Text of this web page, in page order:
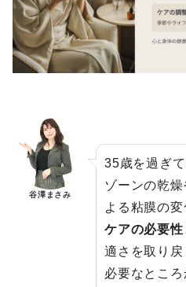
谷澤まさみ
35歳を過ぎ
ゾーンの乾
よる粘膜の変
ケアの必要
適さを取り
必要なとこ